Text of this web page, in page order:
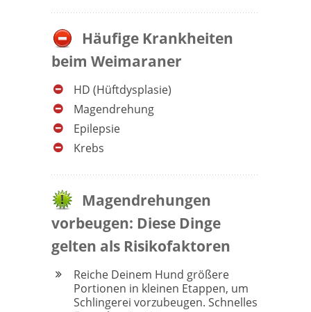
Häufige Krankheiten
beim Weimaraner
HD (Hüftdysplasie)
Magendrehung
Epilepsie
Krebs
Magendrehungen
vorbeugen: Diese Dinge
gelten als Risikofaktoren
Reiche Deinem Hund größere
Portionen in kleinen Etappen, um
Schlingerei vorzubeugen. Schnelles